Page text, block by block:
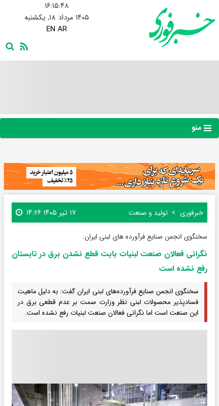
۱۶:۱۵:۴۸
۱۴۰۵ مرداد ۱۸, یکشنبه
EN AR
منو
خبرفوری تولید و صنعت ۱۷ تیر ۱۴۰۵ ۱۴:۲۶
سخنگوی انجمن صنایع فرآورده های لبنی ایران:
نگرانی فعالان صنعت لبنیات بابت قطع نشدن برق در تابستان
رفع نشده است
سخنگوی انجمن صنایع فرآورده‌های لبنی ایران گفت: به دلیل ماهیت
فسادپذیر محصولات لبنی نظر وزارت صمت بر عدم قطعی برق در
این صنعت است اما نگرانی فعالان صنعت لبنیات رفع نشده است.